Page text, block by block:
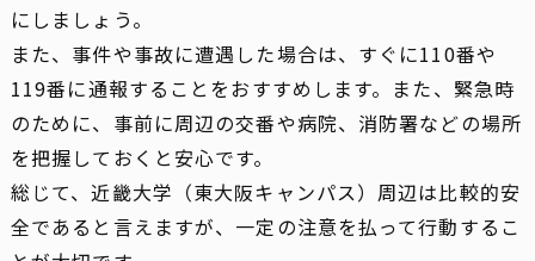
にしましょう。
また、事件や事故に遭遇した場合は、すぐに110番や
119番に通報することをおすすめします。また、緊急時
のために、事前に周辺の交番や病院、消防署などの場所
を把握しておくと安心です。
総じて、近畿大学（東大阪キャンパス）周辺は比較的安
全であると言えますが、一定の注意を払って行動するこ